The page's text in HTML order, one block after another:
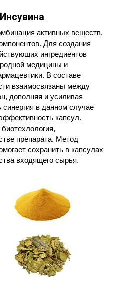
активных веществ,
Для создания
ингредиентов
медицины и
В составе
взаимосвязаны между
дополняя и усиливая
синергия в данном случае
капсул.
препарата. Метод
сохранить в капсулах
входящего сырья.